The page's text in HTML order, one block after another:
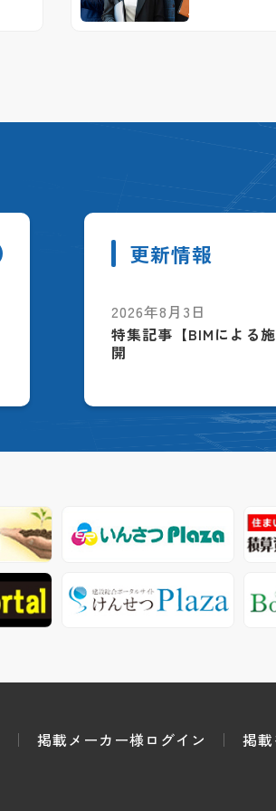
更新情報
2026年8月3日
特集記事【BIMによる
開
掲載メーカー様ログイン 掲